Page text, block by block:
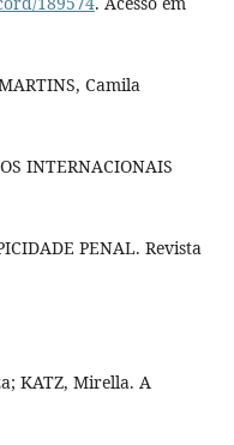
Camila
INTERNACIONAIS
PENAL. Revista
KATZ, Mirella. A